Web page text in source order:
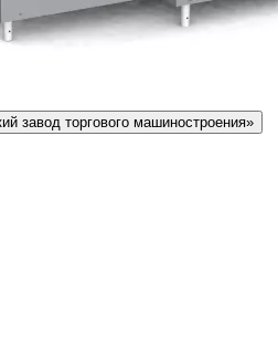
завод торгового машиностроения»